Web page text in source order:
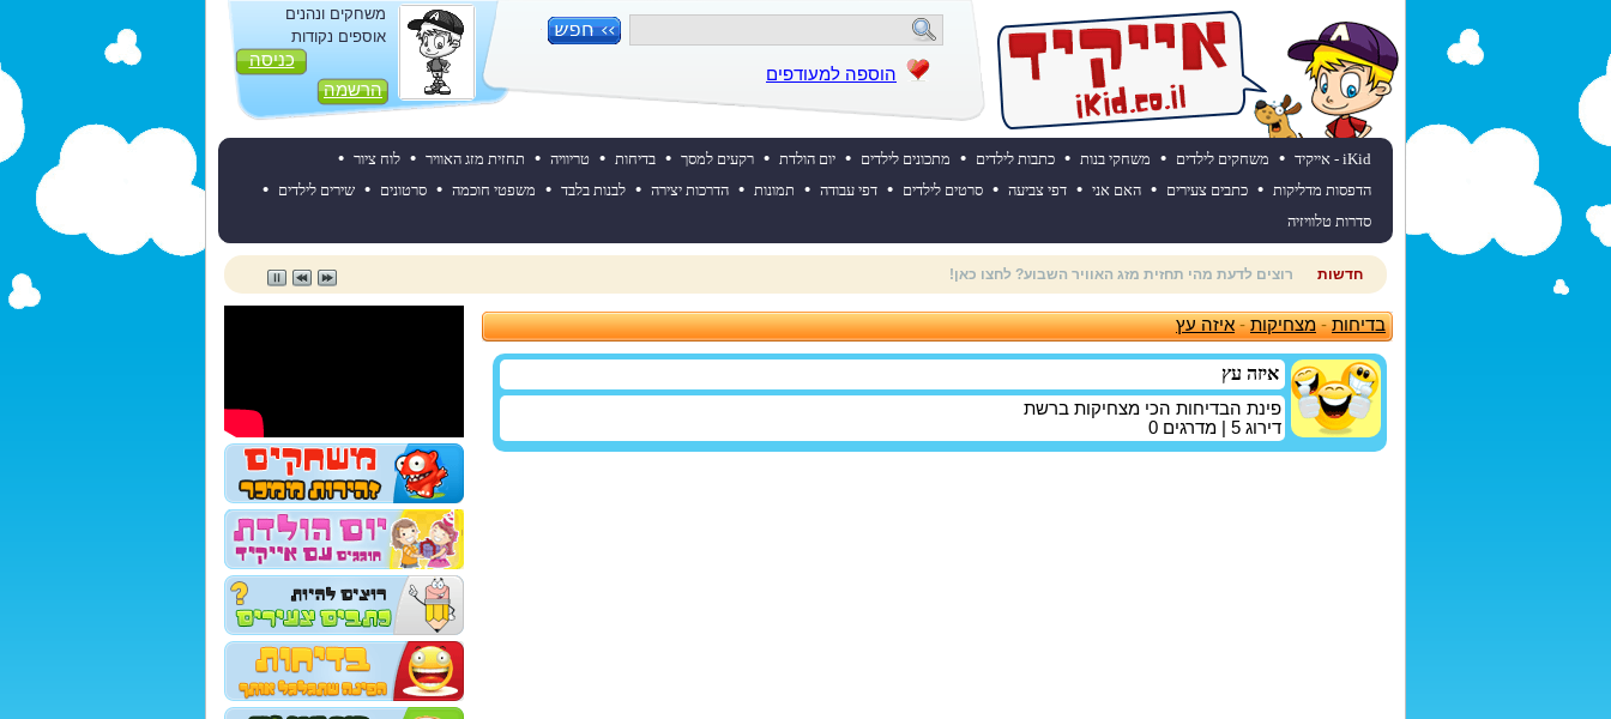
הוספה למעודפים
משחקים ונהנים
אוספים נקודות
כניסה
הרשמה
iKid - אייקיד • משחקים לילדים • משחקי בנות • כתבות לילדים • מתכונים לילדים • יום הולדת • רקעים למסך • בדיחות • טריוויה • תחזית מזג האוויר • לוח ציור •
הדפסות מדליקות • כתבים צעירים • האם אני • דפי צביעה • סרטים לילדים • דפי עבודה • תמונות • הדרכות יצירה • לבנות בלבד • משפטי חוכמה • סרטונים • שירים לילדים •
סדרות טלוויזיה
חדשות חוגגים יום הולדת? כנסו לאתר יום ההולדת של אייקיד! למעבר לאתר לחצו כאן
בדיחות-מצחיקות-איזה עץ
איזה עץ
פינת הבדיחות הכי מצחיקות ברשת
דירוג 5 | מדרגים 0